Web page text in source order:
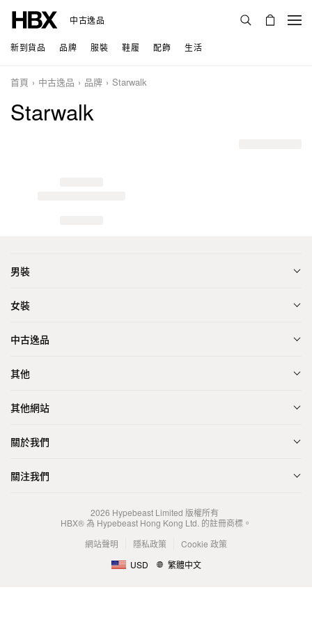
中古逸品
新到貨品 品牌 服裝 鞋履 配飾 生活
首頁 中古逸品 品牌 Starwalk
Starwalk
男裝
女裝
中古逸品
其他
其他網站
關於我們
關注我們
2026 Hypebeast Limited 版權所有
HBX® 為 Hypebeast Hong Kong Ltd. 的註冊商標。
網站聲明
隱私政策
Cookie 政策
USD
繁體中文